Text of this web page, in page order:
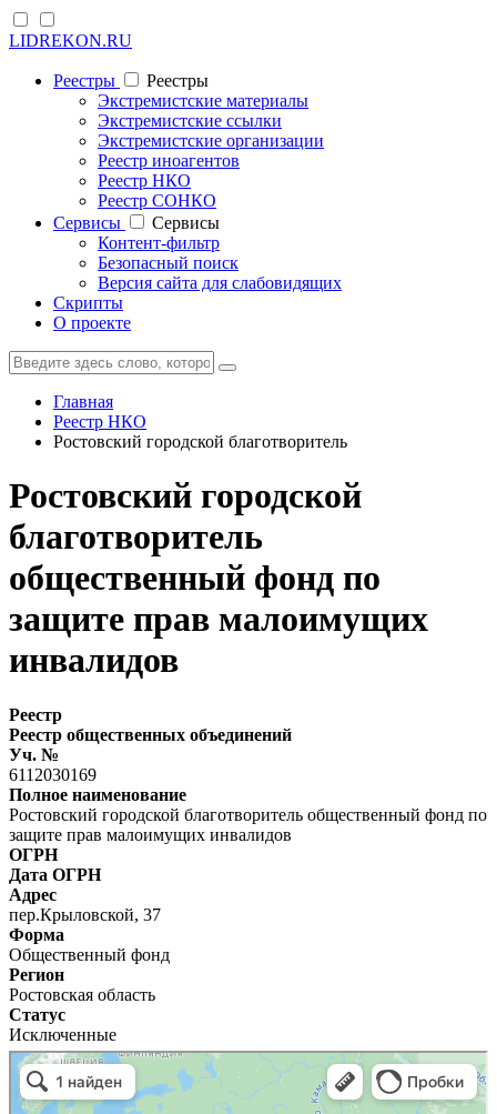
LIDREKON.RU
Реестры
Реестры
Экстремистские материалы
Экстремистские ссылки
Экстремистские организации
Реестр иноагентов
Реестр НКО
Реестр СОНКО
Cервисы
Cервисы
Контент-фильтр
Безопасный поиск
Версия сайта для слабовидящих
Скрипты
О проекте
Главная
Реестр НКО
Ростовский городской благотворитель
Ростовский городской
благотворитель
общественный фонд по
защите прав малоимущих
инвалидов
Реестр
Реестр общественных объединений
Уч. №
6112030169
Полное наименование
Ростовский городской благотворитель общественный фонд по
защите прав малоимущих инвалидов
ОГРН
Дата ОГРН
Адрес
пер.Крыловской, 37
Форма
Общественный фонд
Регион
Ростовская область
Статус
Исключенные